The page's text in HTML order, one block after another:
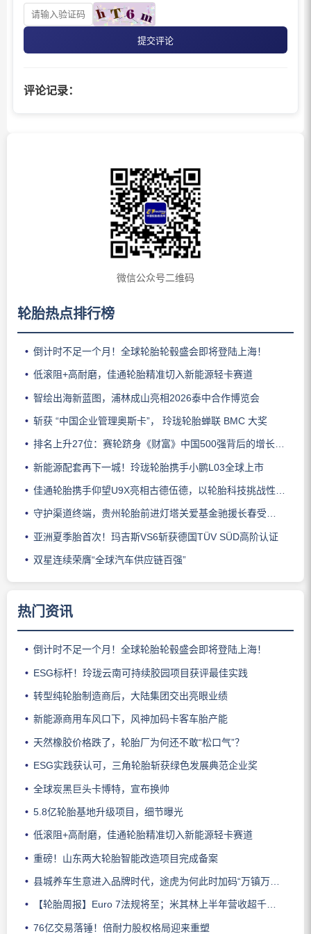
提交评论
评论记录：
微信公众号二维码
轮胎热点排行榜
倒计时不足一个月！全球轮胎轮毂盛会即将登陆上海！
低滚阻+高耐磨，佳通轮胎精准切入新能源轻卡赛道
智绘出海新蓝图，浦林成山亮相2026泰中合作博览会
斩获 “中国企业管理奥斯卡”， 玲珑轮胎蝉联 BMC 大奖
排名上升27位：赛轮跻身《财富》中国500强背后的增长逻辑
新能源配套再下一城！玲珑轮胎携手小鹏L03全球上市
佳通轮胎携手仰望U9X亮相古德伍德，以轮胎科技挑战性能边界
守护渠道终端，贵州轮胎前进灯塔关爱基金驰援长春受灾门店
亚洲夏季胎首次！玛吉斯VS6斩获德国TÜV SÜD高阶认证
双星连续荣膺“全球汽车供应链百强”
热门资讯
倒计时不足一个月！全球轮胎轮毂盛会即将登陆上海！
ESG标杆！玲珑云南可持续胶园项目获评最佳实践
转型纯轮胎制造商后，大陆集团交出亮眼业绩
新能源商用车风口下，风神加码卡客车胎产能
天然橡胶价格跌了，轮胎厂为何还不敢“松口气”？
ESG实践获认可，三角轮胎斩获绿色发展典范企业奖
全球炭黑巨头卡博特，宣布换帅
5.8亿轮胎基地升级项目，细节曝光
低滚阻+高耐磨，佳通轮胎精准切入新能源轻卡赛道
重磅！山东两大轮胎智能改造项目完成备案
县城养车生意进入品牌时代，途虎为何此时加码“万镇万店”？
【轮胎周报】Euro 7法规将至；米其林上半年营收超千亿；倍耐力上半年盈利稳增；龙星炭黑斩获欧洲近万吨订单
76亿交易落锤！倍耐力股权格局迎来重塑